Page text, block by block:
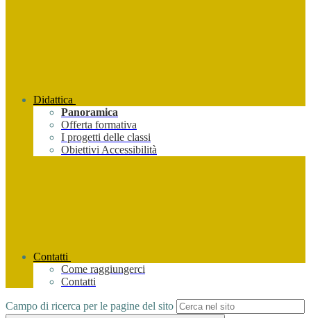
Didattica
Panoramica
Offerta formativa
I progetti delle classi
Obiettivi Accessibilità
Contatti
Come raggiungerci
Contatti
Campo di ricerca per le pagine del sito